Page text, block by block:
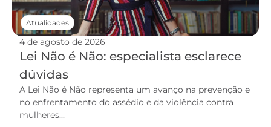
4 de agosto de 2026
Lei Não é Não: especialista esclarece
dúvidas
A Lei Não é Não representa um avanço na prevenção e
no enfrentamento do assédio e da violência contra
mulheres...
Atualidades